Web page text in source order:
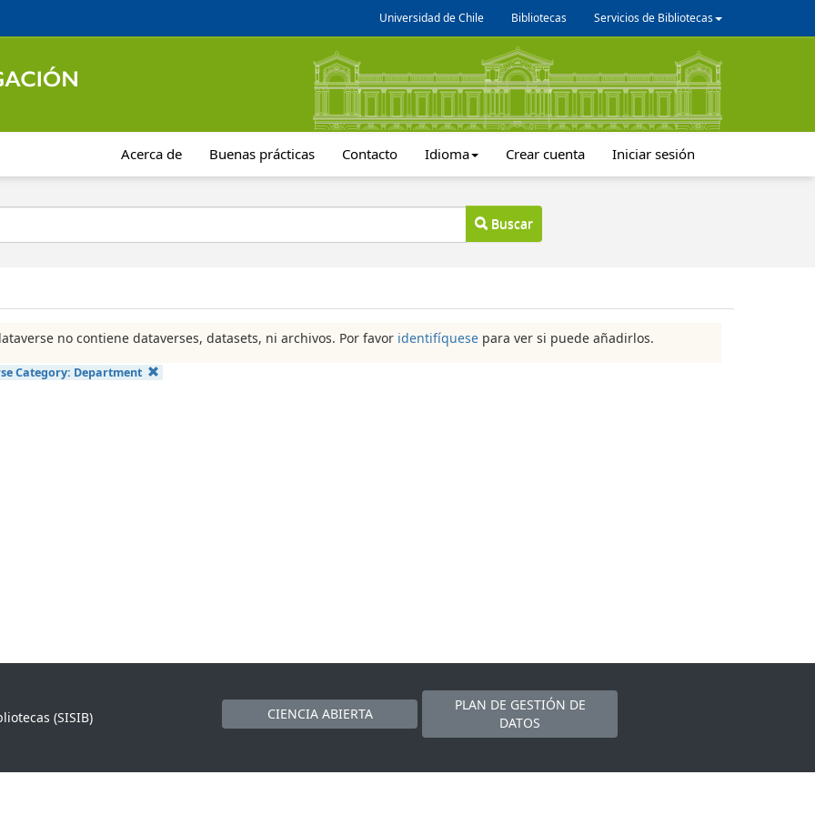
Universidad de Chile Bibliotecas Servicios de Bibliotecas
Acerca de Buenas prácticas Contacto Idioma Crear cuenta Iniciar sesión
Buscar
no contiene dataverses, datasets, ni archivos. Por favor identifíquese para ver si puede añadirlos.
Category: Department
(SISIB)
CIENCIA ABIERTA
PLAN DE GESTIÓN DE
DATOS